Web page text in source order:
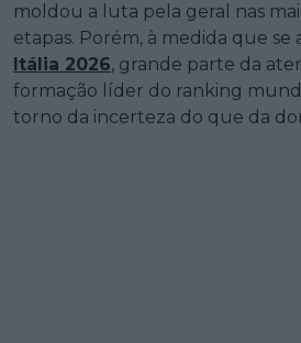
moldou a luta pela geral nas
etapas. Porém, à medida que se
Itália 2026, grande parte da
formação líder do ranking
torno da incerteza do que da